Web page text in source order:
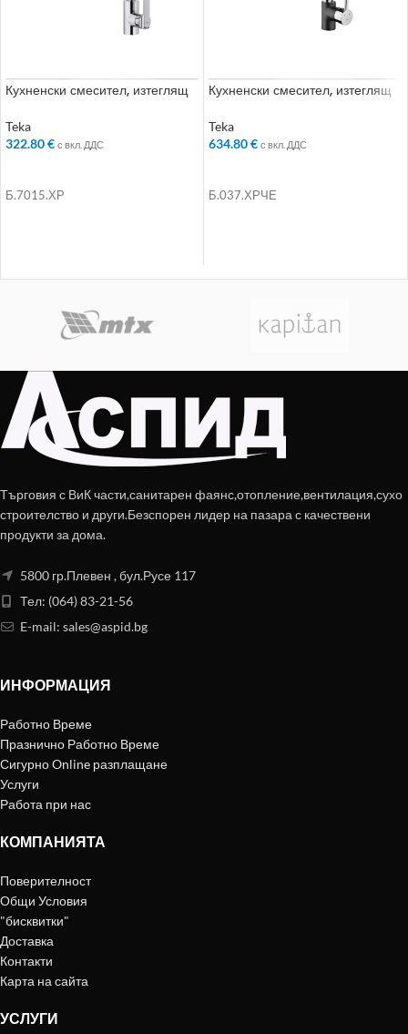
Кухненски смесител, изтеглящ
Teka
322.80€ с вкл. ДДС
Б.7015.ХР
Кухненски смесител, изтеглящ
Teka
634.80€ с вкл. ДДС
Б.037.ХРЧЕ
Търговия с ВиК части,санитарен фаянс,отопление,вентилация,сухо
строителство и други.Безспорен лидер на пазара с качествени
продукти за дома.
5800 гр.Плевен , бул.Русе 117
Тел: (064) 83-21-56
E-mail: sales@aspid.bg
ИНФОРМАЦИЯ
Работно Време
Празнично Работно Време
Сигурно Online разплащане
Услуги
Работа при нас
КОМПАНИЯТА
Поверителност
Общи Условия
"бисквитки"
Доставка
Контакти
Карта на сайта
УСЛУГИ